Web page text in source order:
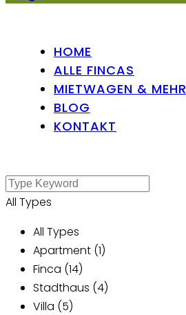
HOME
ALLE FINCAS
MIETWAGEN & MEHR
BLOG
KONTAKT
All Types
All Types
Apartment (1)
Finca (14)
Stadthaus (4)
Villa (5)